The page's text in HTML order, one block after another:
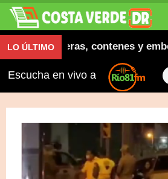
LO ÚLTIMOaceras, contenes y
Escucha en vivo a